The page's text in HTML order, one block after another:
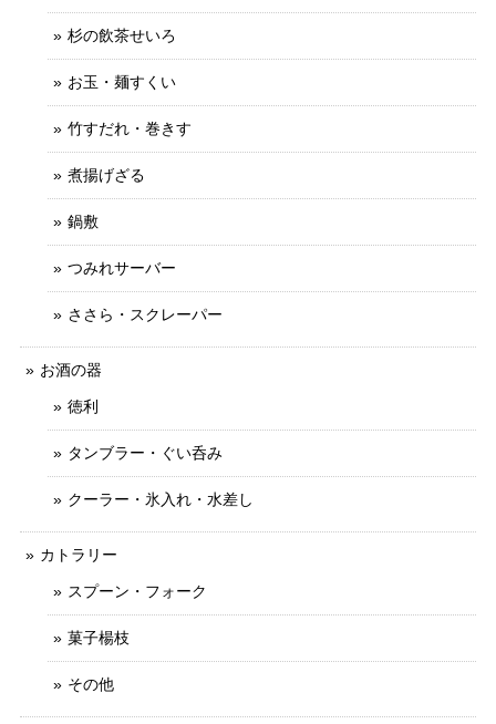
杉の飲茶せいろ
お玉・麺すくい
竹すだれ・巻きす
煮揚げざる
鍋敷
つみれサーバー
ささら・スクレーパー
お酒の器
徳利
タンブラー・ぐい呑み
クーラー・氷入れ・水差し
カトラリー
スプーン・フォーク
菓子楊枝
その他